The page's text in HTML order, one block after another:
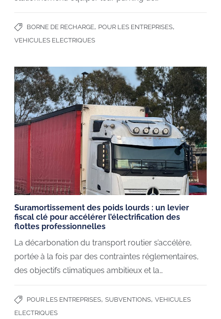
BORNE DE RECHARGE, POUR LES ENTREPRISES,
VEHICULES ELECTRIQUES
Suramortissement des poids lourds : un levier
fiscal clé pour accélérer l’électrification des
flottes professionnelles
La décarbonation du transport routier s’accélère,
portée à la fois par des contraintes réglementaires,
des objectifs climatiques ambitieux et la…
POUR LES ENTREPRISES, SUBVENTIONS, VEHICULES
ELECTRIQUES